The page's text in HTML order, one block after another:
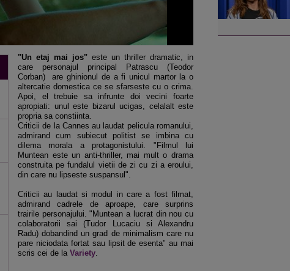
"Un etaj mai jos" este un thriller dramatic, in
care personajul principal Patrascu (Teodor
Corban) are ghinionul de a fi unicul martor la o
altercatie domestica ce se sfarseste cu o crima.
Apoi, el trebuie sa infrunte doi vecini foarte
apropiati: unul este bizarul ucigas, celalalt este
propria sa constiinta.
Criticii de la Cannes au laudat pelicula romanului,
admirand cum subiecut politist se imbina cu
dilema morala a protagonistului. "Filmul lui
Muntean este un anti-thriller, mai mult o drama
construita pe fundalul vietii de zi cu zi a eroului,
din care nu lipseste suspansul".
Criticii au laudat si modul in care a fost filmat,
admirand cadrele de aproape, care surprins
trairile personajului. "Muntean a lucrat din nou cu
colaboratorii sai (Tudor Lucaciu si Alexandru
Radu) dobandind un grad de minimalism care nu
pare niciodata fortat sau lipsit de esenta" au mai
scris cei de la Variety.